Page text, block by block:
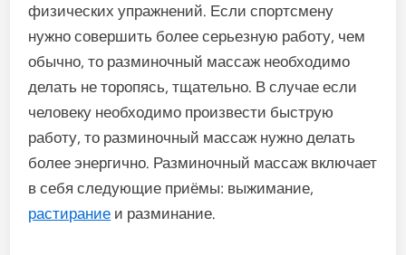
физических упражнений. Если спортсмену
нужно совершить более серьезную работу, чем
обычно, то разминочный массаж необходимо
делать не торопясь, тщательно. В случае если
человеку необходимо произвести быструю
работу, то разминочный массаж нужно делать
более энергично. Разминочный массаж включает
в себя следующие приёмы: выжимание,
растирание и разминание.